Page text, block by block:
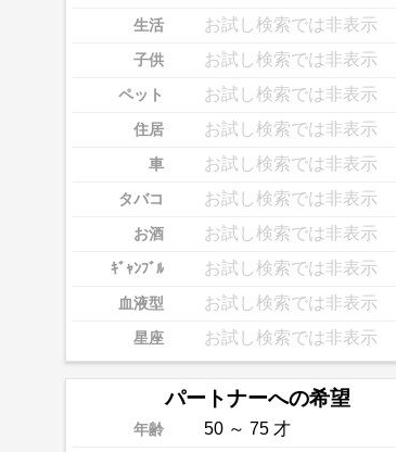
生活 お試し検索では非表示
子供 お試し検索では非表示
ペット お試し検索では非表示
住居 お試し検索では非表示
車 お試し検索では非表示
タバコ お試し検索では非表示
お酒 お試し検索では非表示
ｷﾞｬﾝﾌﾞﾙ お試し検索では非表示
血液型 お試し検索では非表示
星座 お試し検索では非表示
パートナーへの希望
年齢 50 ～ 75 才